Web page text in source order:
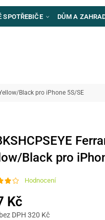
SPOTŘEBIČE DŮM A
Black pro iPhone 5S/SE
Black pro
Hodnocení
Kč
DPH 320 Kč